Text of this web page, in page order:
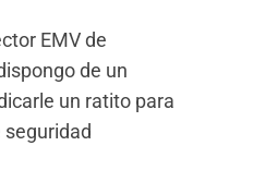
EMV de
de un
un ratito para